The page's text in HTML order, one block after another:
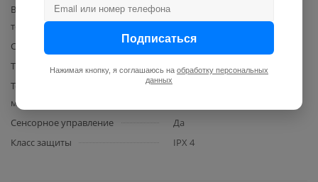
Время нагрева до макс.
темературы
Способ нагрева
электрический
Тип корпуса водонагревателя
плоский
Температура горячей воды
макс.
Сенсорное управление
Да
Класс защиты
IPX 4
Подписаться
Нажимая кнопку, я соглашаюсь на обработку персональных
данных